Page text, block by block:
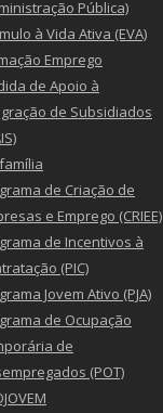
Pública)
à Vida Ativa (EVA)
Emprego
de Apoio à
de Subsidiados
de Criação de
e Emprego (CRIEE)
de Incentivos à
(PIC)
Jovem Ativo (PJA)
de Ocupação
de
(POT)